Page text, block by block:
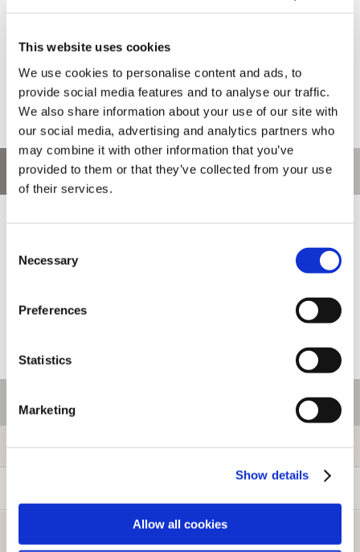
This website uses cookies
We use cookies to personalise content and ads, to
provide social media features and to analyse our traffic.
We also share information about your use of our site with
our social media, advertising and analytics partners who
may combine it with other information that you’ve
provided to them or that they’ve collected from your use
of their services.
Selection
Necessary
Preferences
Statistics
Marketing
Show details
Allow all cookies
お問い合わせ
ご利用情報
初めての方へ